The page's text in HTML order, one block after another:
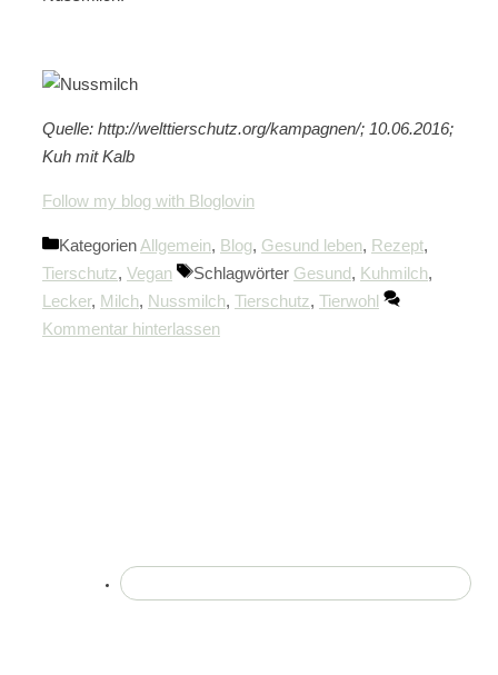
Quelle: http://welttierschutz.org/kampagnen/; 10.06.2016;
Kuh mit Kalb
Follow my blog with Bloglovin
Kategorien Allgemein, Blog, Gesund leben, Rezept,
Tierschutz, Vegan Schlagwörter Gesund, Kuhmilch,
Lecker, Milch, Nussmilch, Tierschutz, Tierwohl
Kommentar hinterlassen